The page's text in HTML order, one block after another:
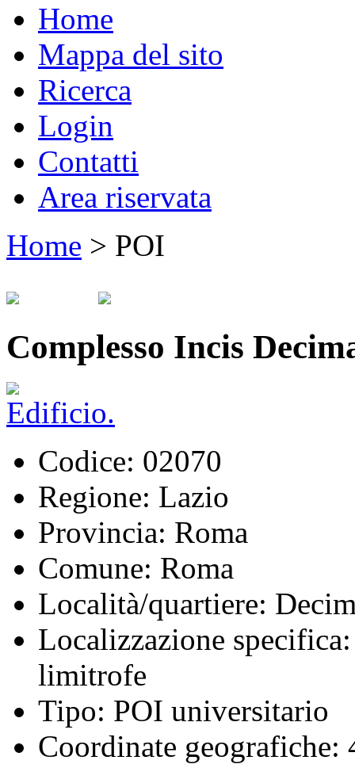
Home
Mappa del sito
Ricerca
Login
Contatti
Area riservata
Home > POI
Complesso Incis
Codice: 02070
Regione: Lazio
Provincia: Roma
Comune: Roma
Località/quartiere:
Localizzazione specifica:
limitrofe
Tipo: POI universitario
Coordinate geografiche: